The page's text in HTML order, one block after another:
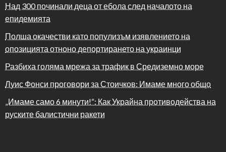
Над 300 починали деца от ебола след началото на
епидемията
Полша окачестви като популизъм изявлението на
опозицията отноно депортирането на украинци
Разбиха голяма мрежа за трафик в Средиземно море
Луис Фонси проговори за Стоичков: Имаме много общо
„Имаме само 6 минути!“: Как Украйна противодейства на
руските балистични ракети